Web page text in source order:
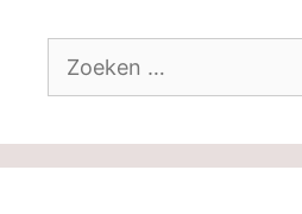
naar: